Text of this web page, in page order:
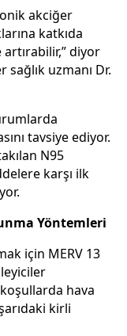
akciğer
katkıda
diyor
uzmanı Dr.
tavsiye ediyor.
N95
karşı ilk
Yöntemleri
için MERV 13
hava
kirli